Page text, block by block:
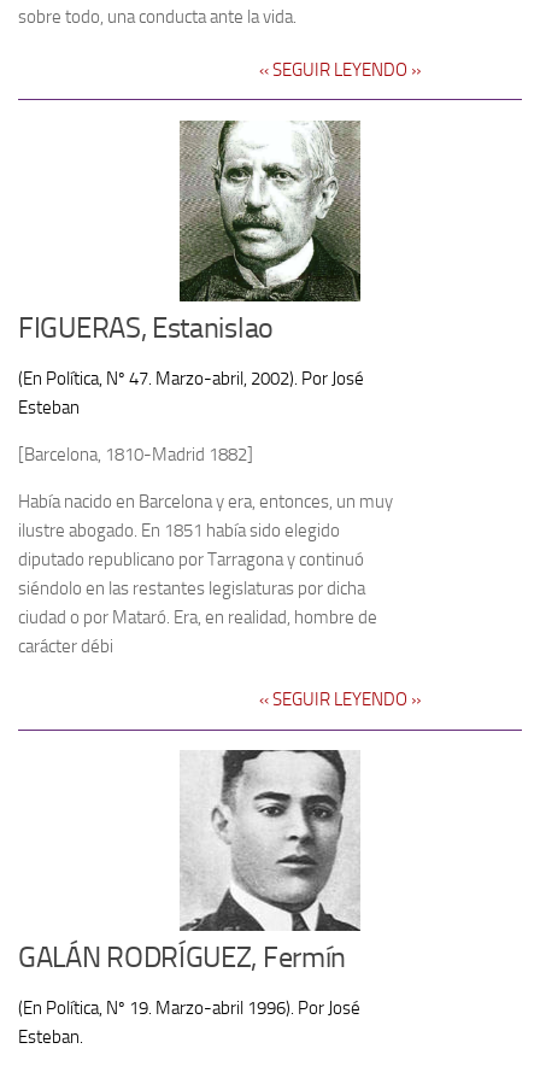
sobre todo, una conducta ante la vida.
‹‹ SEGUIR LEYENDO ››
FIGUERAS, Estanislao
(En Política, Nº 47. Marzo-abril, 2002). Por José
Esteban
[Barcelona, 1810-Madrid 1882]
Había nacido en Barcelona y era, entonces, un muy
ilustre abogado. En 1851 había sido elegido
diputado republicano por Tarragona y continuó
siéndolo en las restantes legislaturas por dicha
ciudad o por Mataró. Era, en realidad, hombre de
carácter débi
‹‹ SEGUIR LEYENDO ››
GALÁN RODRÍGUEZ, Fermín
(En Política, Nº 19. Marzo-abril 1996). Por José
Esteban.